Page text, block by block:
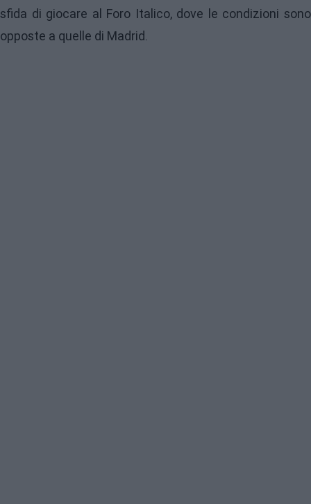
sfida di giocare al Foro Italico, dove le condizioni sono
opposte a quelle di Madrid.